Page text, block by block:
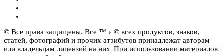
© Все права защищены. Все ™ и © всех продуктов, знаков,
статей, фотографий и прочих атрибутов принадлежат авторам
или владельцам лицензий на них. При использовании материалов